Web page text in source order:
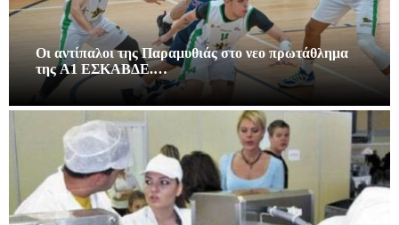
Οι αντίπαλοι της Παραμυθιάς στο νεο πρωτάθλημα
της A1 ΕΣΚΑΒΔΕ.…